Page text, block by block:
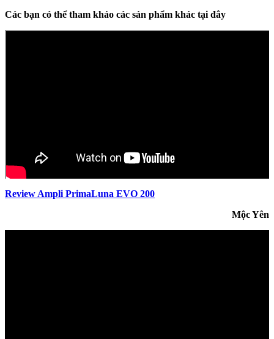
Các bạn có thể tham khảo các sản phẩm khác tại đây
Review Ampli PrimaLuna EVO 200
Mộc Yên